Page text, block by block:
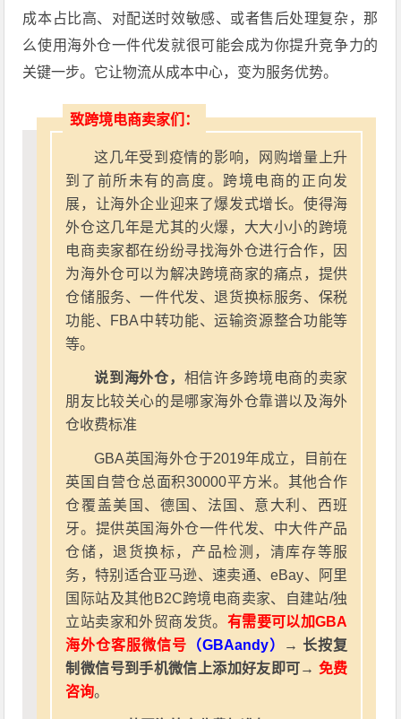
成本占比高、对配送时效敏感、或者售后处理复杂，那
么使用海外仓一件代发就很可能会成为你提升竞争力的
关键一步。它让物流从成本中心，变为服务优势。
致跨境电商卖家们：
这几年受到疫情的影响，网购增量上升
到了前所未有的高度。跨境电商的正向发
展，让海外企业迎来了爆发式增长。使得海
外仓这几年是尤其的火爆，大大小小的跨境
电商卖家都在纷纷寻找海外仓进行合作，因
为海外仓可以为解决跨境商家的痛点，提供
仓储服务、一件代发、退货换标服务、保税
功能、FBA中转功能、运输资源整合功能等
等。
说到海外仓， 相信许多跨境电商的卖家
朋友比较关心的是哪家海外仓靠谱以及海外
仓收费标准
GBA英国海外仓于2019年成立，目前在
英国自营仓总面积30000平方米。其他合作
仓覆盖美国、德国、法国、意大利、西班
牙。提供英国海外仓一件代发、中大件产品
仓储，退货换标，产品检测，清库存等服
务，特别适合亚马逊、速卖通、eBay、阿里
国际站及其他B2C跨境电商卖家、自建站/独
立站卖家和外贸商发货。 有需要可以加GBA
海外仓客服微信号 （GBAandy）
→ 长按复
制微信号到手机微信上添加好友即可→ 免费
咨询。